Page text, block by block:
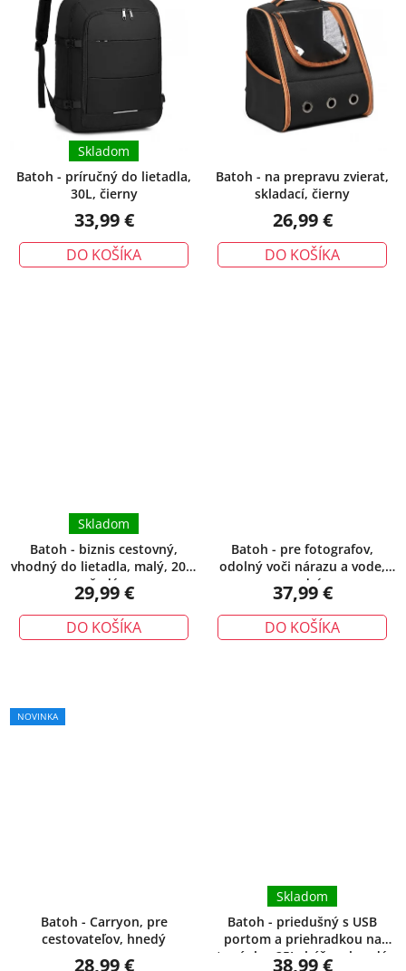
Batoh - príručný do lietadla,
30L, čierny
Skladom
33,99 €
DO KOŠÍKA
Batoh - na prepravu zvierat,
skladací, čierny
26,99 €
DO KOŠÍKA
Batoh - biznis cestovný,
vhodný do lietadla, malý, 20L,
šedý
Skladom
29,99 €
DO KOŠÍKA
Batoh - pre fotografov,
odolný voči nárazu a vode,
modrý
37,99 €
DO KOŠÍKA
NOVINKA
Batoh - Carryon, pre
cestovateľov, hnedý
28,99 €
Batoh - priedušný s USB
portom a priehradkou na
topánky, 25L, béžovohnedý
Skladom
38,99 €